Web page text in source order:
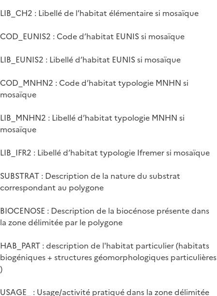
LIB_CH2 : Libellé de l’habitat élémentaire si mosaïque
COD_EUNIS2 : Code d’habitat EUNIS si mosaïque
LIB_EUNIS2 : Libellé d’habitat EUNIS si mosaïque
COD_MNHN2 : Code d’habitat typologie MNHN si
mosaïque
LIB_MNHN2 : Libellé d’habitat typologie MNHN si
mosaïque
LIB_IFR2 : Libellé d’habitat typologie Ifremer si mosaïque
SUBSTRAT : Description de la nature du substrat
correspondant au polygone
BIOCENOSE : Description de la biocénose présente dans
la zone délimitée par le polygone
HAB_PART : description de l'habitat particulier (habitats
biogéniques + structures géomorphologiques particulières
)
USAGE_ : Usage/activité pratiqué dans la zone délimitée